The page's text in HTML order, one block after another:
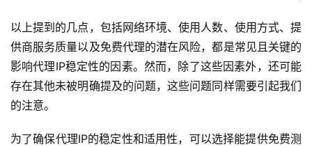
以上提到的几点，包括网络环境、使用人数、使用方式、提
供商服务质量以及免费代理的潜在风险，都是常见且关键的
影响代理IP稳定性的因素。然而，除了这些因素外，还可能
存在其他未被明确提及的问题，这些问题同样需要引起我们
的注意。
为了确保代理IP的稳定性和适用性，可以选择能提供免费测